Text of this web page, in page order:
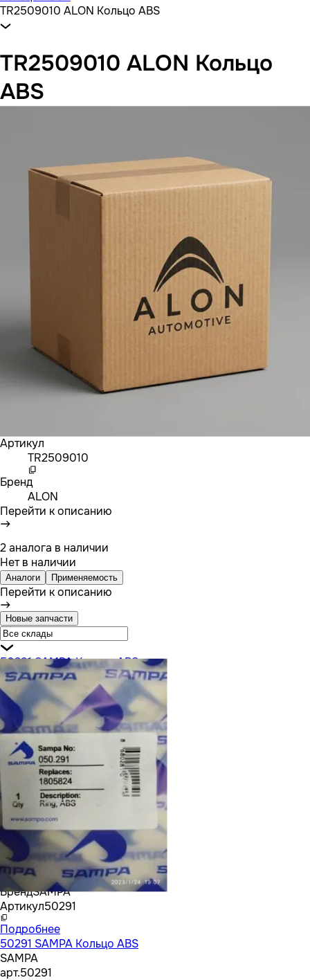
TR2509010 ALON Кольцо ABS
TR2509010 ALON Кольцо
ABS
Артикул
TR2509010
Бренд
ALON
Перейти к описанию
2 аналога в наличии
Нет в наличии
Аналоги Применяемость
Перейти к описанию
Новые запчасти
50291 SAMPA Кольцо ABS
БрендSAMPA
Артикул50291
Подробнее
50291 SAMPA Кольцо ABS
SAMPA
арт.50291